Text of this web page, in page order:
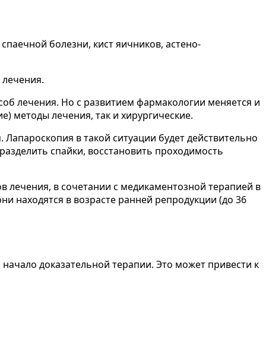
болезни, кист яичников, астено-
лечения. Но с развитием фармакологии меняется и
методы лечения, так и хирургические.
в такой ситуации будет действительно
спайки, восстановить проходимость
в сочетании с медикаментозной терапией в
находятся в возрасте ранней репродукции (до 36
доказательной терапии. Это может привести к